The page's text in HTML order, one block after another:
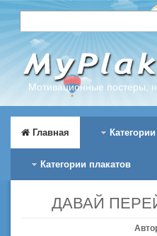
Мотивационные постеры,
Главная
Категории плакатов
ДАВАЙ